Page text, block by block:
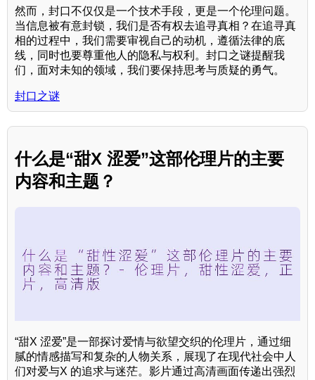
然而，封口不仅仅是一个技术手段，更是一个伦理问题。
当信息被有意封锁，我们是否有权去追寻真相？在追寻真
相的过程中，我们需要审视自己的动机，遵循法律的底
线，同时也要尊重他人的隐私与权利。封口之谜提醒我
们，面对未知的领域，我们要保持思考与质疑的勇气。
封口之谜
什么是“甜X 涩爱”这部伦理片的主要
内容和主题？
“甜X 涩爱”是一部探讨爱情与欲望交织的伦理片，通过细
腻的情感描写和复杂的人物关系，展现了在现代社会中人
们对爱与X 的追求与迷茫。影片通过高清画面传递出强烈